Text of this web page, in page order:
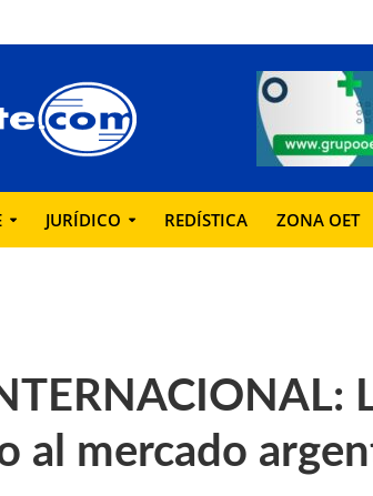
JURÍDICO REDÍSTICA ZONA OET
al mercado